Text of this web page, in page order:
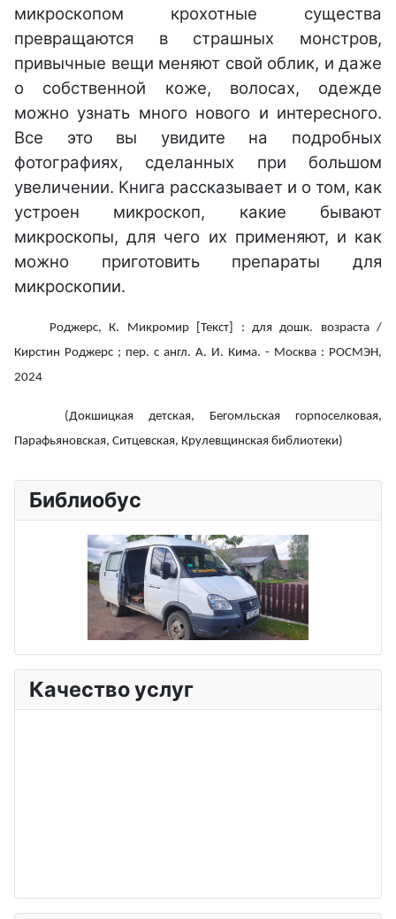
микроскопом крохотные существа
превращаются в страшных монстров,
привычные вещи меняют свой облик, и даже
о собственной коже, волосах, одежде
можно узнать много нового и интересного.
Все это вы увидите на подробных
фотографиях, сделанных при большом
увеличении. Книга рассказывает и о том, как
устроен микроскоп, какие бывают
микроскопы, для чего их применяют, и как
можно приготовить препараты для
микроскопии.
Роджерс, К. Микромир [Текст] : для дошк. возраста /
Кирстин Роджерс ; пер. с англ. А. И. Кима. - Москва : РОСМЭН,
2024
(Докшицкая детская, Бегомльская горпоселковая,
Парафьяновская, Ситцевская, Крулевщинская библиотеки)
Библиобус
Качество услуг